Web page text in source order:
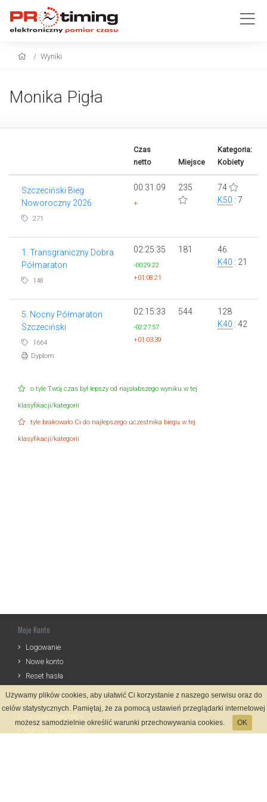
Wyniki
Monika Pigła
Czas
netto
Miejsce
Kategoria:
Kobiety
Szczeciński Bieg
Noworoczny 2026
271
00:31:09
+
235
74
K50 : 7
1. Transgraniczny Dobra
Półmaraton
148
02:25:35
-00:29:22
+01:08:21
181
46
K40 : 21
5. Nocny Półmaraton
Szczeciński
1664
Dyplom
02:15:33
-02:27:57
+01:03:39
544
128
K40 : 42
o tyle Twój czas był lepszy od najsłabszego wyniku w tej
klasyfikacji/kategorii
tyle brakowało Ci do najlepszego uczestnika biegu w tej
klasyfikacji/kategorii
Moje Konto
Logowanie
Nowe konto
Reset hasła
Informacje
Używamy plików cookies, aby ułatwić Ci korzystanie z naszego serwisu oraz do
celów statystycznych. Pamiętaj, że za pomocą ustawień przeglądarki internetowej
możesz samodzielnie określić warunki przechowywania cookies.
OK